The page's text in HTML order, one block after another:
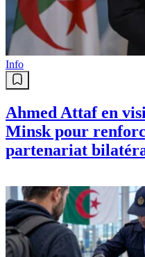
Info
Ahmed Attaf en
Minsk pour
partenariat